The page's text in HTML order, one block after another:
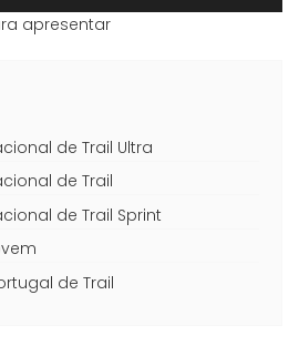
apresentar
de Trail Ultra
de Trail
de Trail Sprint
de Trail